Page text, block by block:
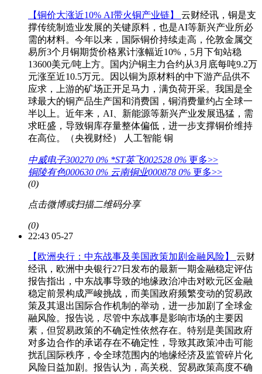
【铜价大涨近10% AI带火铜产业链】 云财经讯，铜是支
撑传统制造业发展的关键原料，也是AI等新兴产业所必
需的材料。今年以来，国际铜价持续走高，伦敦金属交
易所3个月铜期货价格累计涨幅近10%，5月下旬站稳
13600美元/吨上方。国内沪铜主力合约从3月底每吨9.2万
元涨至近10.5万元。因以铜为原材料的中下游产品供不
应求，上游的矿场正开足马力，满负荷开采。我国是全
球最大的铜产品生产国和消费国，铜消费量约占全球一
半以上。近年来，AI、新能源等新兴产业发展迅猛，需
求旺盛，导致铜库存量整体偏低，进一步支撑铜价维持
在高位。（央视财经）
人工智能 铜
中威电子300270 0% *ST英飞002528 0% 更多>>
铜陵有色000630 0% 云南铜业000878 0% 更多>>
(0)
点击微博或扫描二维码分享
(0)
22:43 05-27
【欧洲央行：中东战事及美国政策加剧金融风险】 云财
经讯，欧洲中央银行27日发布的最新一期金融稳定评估
报告指出，中东战事导致的地缘政治冲击对欧元区金融
稳定前景构成严峻挑战，而美国政府频繁变动的贸易政
策及其退出国际合作机制的举动，进一步加剧了全球金
融风险。报告说，尽管中东战事是影响市场的主要因
素，但贸易政策的不确定性依然存在。特别是美国政府
对多边合作的承诺存在不确定性，导致其政策冲击可能
扰乱国际秩序，令全球范围内的地缘经济及监管碎片化
风险日益加剧。报告认为，高关税、贸易政策高度不确